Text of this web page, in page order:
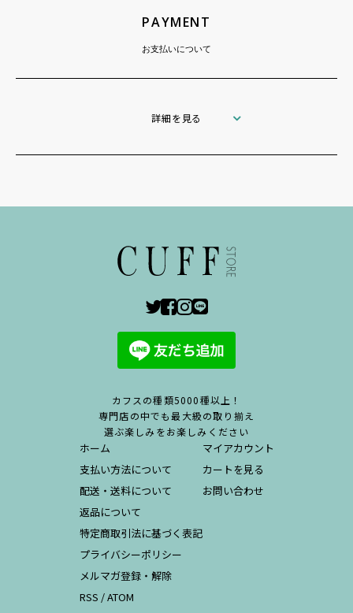
PAYMENT
お支払いについて
詳細を見る
カフスの種類5000種以上！
専門店の中でも最大級の取り揃え
選ぶ楽しみをお楽しみください
ホーム
支払い方法について
配送・送料について
返品について
特定商取引法に基づく表記
プライバシーポリシー
メルマガ登録・解除
RSS /ATOM
マイアカウント
カートを見る
お問い合わせ